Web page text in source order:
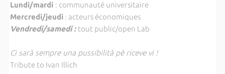
Lundi/mardi : communauté universitaire
Mercredi/jeudi: acteurs économiques
Vendredi/samedi : tout public/open Lab
Ci sarà sempre una pussibilità pè riceve vi !
Tribute to Ivan Illich